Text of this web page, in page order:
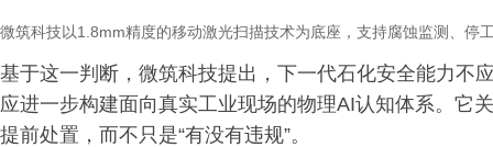
微筑科技以1.8mm精度的移动激光扫描技术为底座，支持腐蚀监测、停
基于这一判断，微筑科技提出，下一代石化安全能力不
应进一步构建面向真实工业现场的物理AI认知体系。它
提前处置，而不只是“有没有违规”。